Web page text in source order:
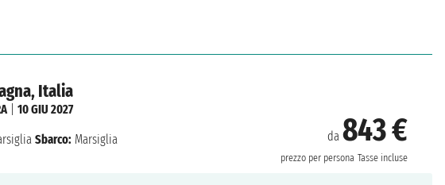
Italia
da 843 €
prezzo per persona Tasse incluse
| 10 GIU 2027
Sbarco: Marsiglia